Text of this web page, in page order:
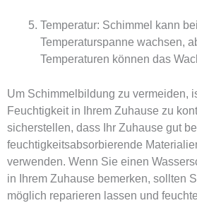
Temperatur: Schimmel kann
Temperaturspanne wachsen,
Temperaturen können das
Um Schimmelbildung zu vermeiden,
Feuchtigkeit in Ihrem Zuhause zu
sicherstellen, dass Ihr Zuhause gut
feuchtigkeitsabsorbierende
verwenden. Wenn Sie einen
in Ihrem Zuhause bemerken, sollten
möglich reparieren lassen und